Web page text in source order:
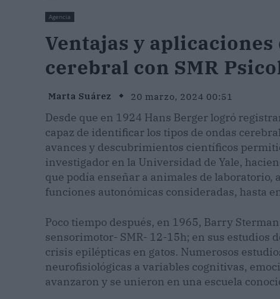
Agencia
Ventajas y
cerebral con SMR
Marta Suárez 20 marzo, 2024 00:51
Desde que en 1924 Hans Berger logró
capaz de identificar los tipos de ondas
avances y descubrimientos científicos
investigador en la Universidad de Yale,
que podía enseñar a animales de laboratorio,
funciones autonómicas consideradas, hasta
Poco tiempo después, en 1965, Barry
sensorimotor- SMR- 12-15h; en sus estudios
crisis epilépticas en gatos. Numerosos
neurofisiológicas a variables cognitivas,
avanzaron y se unieron en una escuela